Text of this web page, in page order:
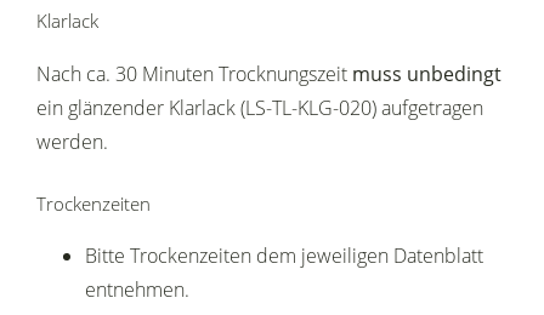
Klarlack
Nach ca. 30 Minuten Trocknungszeit muss unbedingt
ein glänzender Klarlack (LS-TL-KLG-020) aufgetragen
werden.
Trockenzeiten
Bitte Trockenzeiten dem jeweiligen Datenblatt
entnehmen.